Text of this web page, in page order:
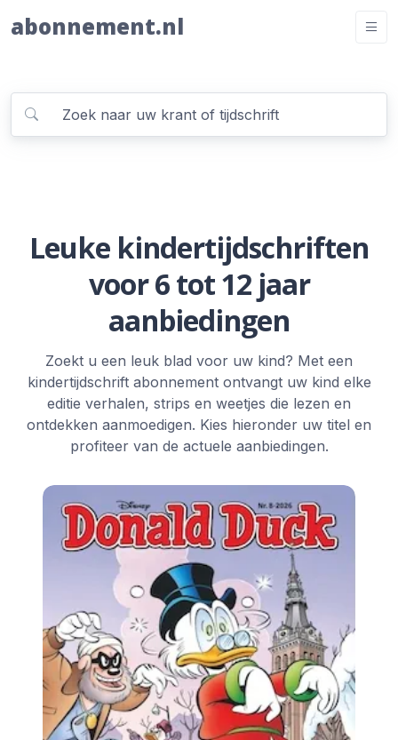
abonnement.nl
Leuke kindertijdschriften
voor 6 tot 12 jaar
aanbiedingen
Zoekt u een leuk blad voor uw kind? Met een
kindertijdschrift abonnement ontvangt uw kind elke
editie verhalen, strips en weetjes die lezen en
ontdekken aanmoedigen. Kies hieronder uw titel en
profiteer van de actuele aanbiedingen.